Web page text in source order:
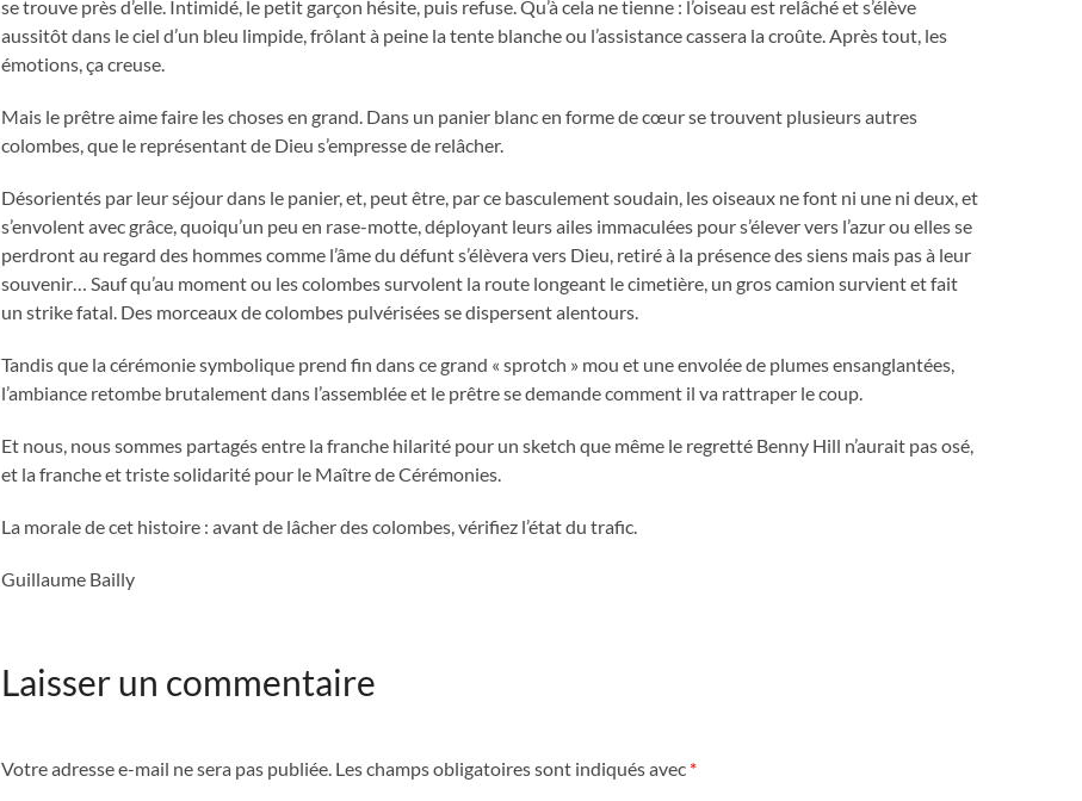
se trouve près d’elle. Intimidé, le petit garçon hésite, puis refuse. Qu’à cela ne tienne : l’oiseau est relâché et s’élève
aussitôt dans le ciel d’un bleu limpide, frôlant à peine la tente blanche ou l’assistance cassera la croûte. Après tout, les
émotions, ça creuse.
Mais le prêtre aime faire les choses en grand. Dans un panier blanc en forme de cœur se trouvent plusieurs autres
colombes, que le représentant de Dieu s’empresse de relâcher.
Désorientés par leur séjour dans le panier, et, peut être, par ce basculement soudain, les oiseaux ne font ni une ni deux, et
s’envolent avec grâce, quoiqu’un peu en rase-motte, déployant leurs ailes immaculées pour s’élever vers l’azur ou elles se
perdront au regard des hommes comme l’âme du défunt s’élèvera vers Dieu, retiré à la présence des siens mais pas à leur
souvenir… Sauf qu’au moment ou les colombes survolent la route longeant le cimetière, un gros camion survient et fait
un strike fatal. Des morceaux de colombes pulvérisées se dispersent alentours.
Tandis que la cérémonie symbolique prend fin dans ce grand « sprotch » mou et une envolée de plumes ensanglantées,
l’ambiance retombe brutalement dans l’assemblée et le prêtre se demande comment il va rattraper le coup.
Et nous, nous sommes partagés entre la franche hilarité pour un sketch que même le regretté Benny Hill n’aurait pas osé,
et la franche et triste solidarité pour le Maître de Cérémonies.
La morale de cet histoire : avant de lâcher des colombes, vérifiez l’état du trafic.
Guillaume Bailly
Laisser un commentaire
Votre adresse e-mail ne sera pas publiée. Les champs obligatoires sont indiqués avec *